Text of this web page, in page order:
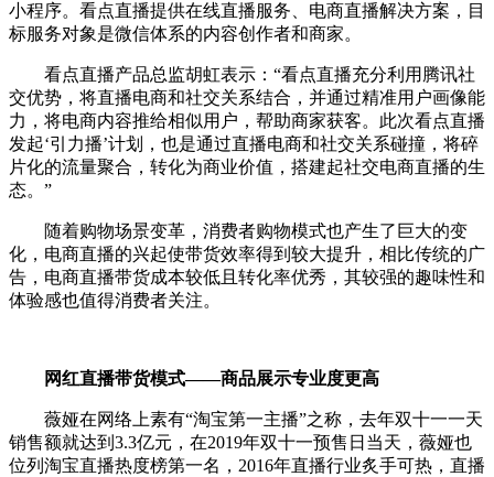
小程序。看点直播提供在线直播服务、电商直播解决方案，目
标服务对象是微信体系的内容创作者和商家。
看点直播产品总监胡虹表示：“看点直播充分利用腾讯社
交优势，将直播电商和社交关系结合，并通过精准用户画像能
力，将电商内容推给相似用户，帮助商家获客。此次看点直播
发起‘引力播’计划，也是通过直播电商和社交关系碰撞，将碎
片化的流量聚合，转化为商业价值，搭建起社交电商直播的生
态。”
随着购物场景变革，消费者购物模式也产生了巨大的变
化，电商直播的兴起使带货效率得到较大提升，相比传统的广
告，电商直播带货成本较低且转化率优秀，其较强的趣味性和
体验感也值得消费者关注。
网红直播带货模式——商品展示专业度更高
薇娅在网络上素有“淘宝第一主播”之称，去年双十一一天
销售额就达到3.3亿元，在2019年双十一预售日当天，薇娅也
位列淘宝直播热度榜第一名，2016年直播行业炙手可热，直播